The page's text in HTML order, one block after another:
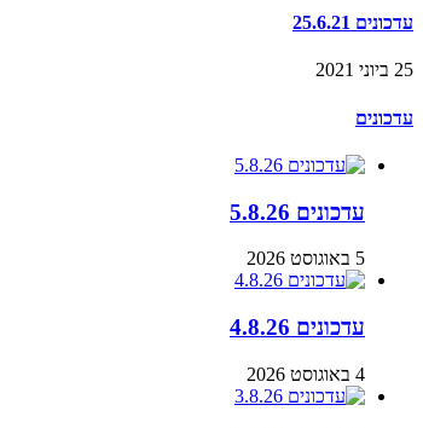
עדכונים 25.6.21
25 ביוני 2021
עדכונים
עדכונים 5.8.26
5 באוגוסט 2026
עדכונים 4.8.26
4 באוגוסט 2026